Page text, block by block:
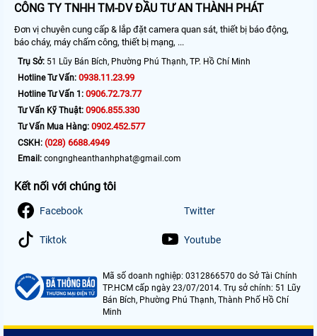
CÔNG TY TNHH TM-DV ĐẦU TƯ AN THÀNH PHÁT
Đơn vị chuyên cung cấp & lắp đặt camera quan sát, thiết bị báo động,
báo cháy, máy chấm công, thiết bị mạng, ...
Trụ Sở: 51 Lũy Bán Bích, Phường Phú Thạnh, TP. Hồ Chí Minh
Hotline Tư Vấn: 0938.11.23.99
Hotline Tư Vấn 1: 0906.72.73.77
Tư Vấn Kỹ Thuật: 0906.855.330
Tư Vấn Mua Hàng: 0902.452.577
CSKH: (028) 6688.4949
Email: congngheanthanhphat@gmail.com
Kết nối với chúng tôi
Facebook Twitter
Tiktok Youtube
Mã số doanh nghiệp: 0312866570 do Sở Tài Chính
TP.HCM cấp ngày 23/07/2014. Trụ sở chính: 51 Lũy
Bán Bích, Phường Phú Thạnh, Thành Phố Hồ Chí
Minh